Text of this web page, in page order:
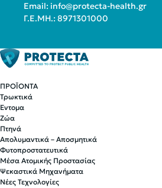
Email: info@protecta-health.gr
Γ.Ε.ΜΗ.: 8971301000
ΠΡΟΪΟΝΤΑ
Τρωκτικά
Έντομα
Ζώα
Πτηνά
Απολυμαντικά – Αποσμητικά
Φυτοπροστατευτικά
Μέσα Ατομικής Προστασίας
Ψεκαστικά Μηχανήματα
Νέες Τεχνολογίες